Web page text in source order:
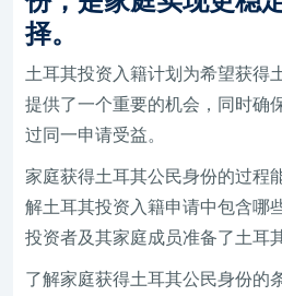
择。
土耳其投资入籍计划为希望获得
提供了一个重要的机会，同时确
过同一申请受益。
家庭获得土耳其公民身份的过程
解土耳其投资入籍申请中包含哪
投资者及其家庭成员准备了土耳
了解家庭获得土耳其公民身份的